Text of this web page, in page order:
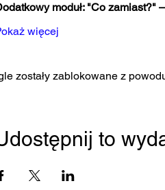
moduł: "Co zamiast?"
więcej
zostały zablokowane z
to